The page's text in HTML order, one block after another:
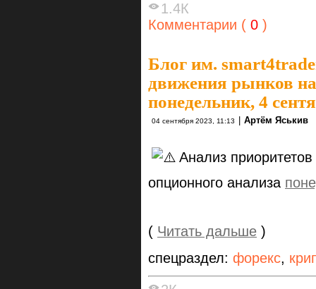
1.4К
Комментарии ( 0 )
Блог им.
движения рынков
понедельник, 4
04 сентября 2023, 11:13 Артём Яськив
Анализ
опционного анализа
( Читать дальше )
спецраздел: форекс,